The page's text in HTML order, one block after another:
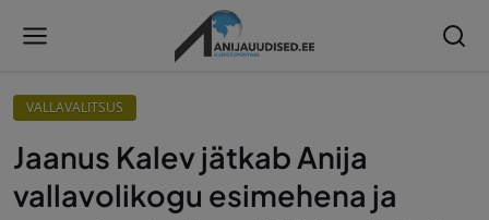
VALLAVALITSUS
Jaanus Kalev jätkab Anija
vallavolikogu esimehena ja